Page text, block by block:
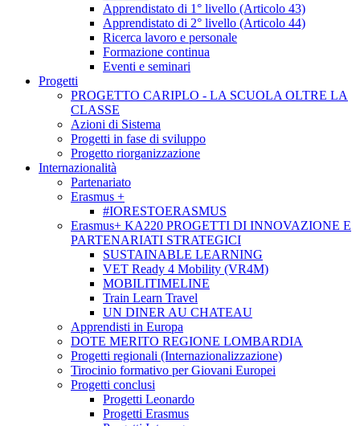
Apprendistato di 1° livello (Articolo 43)
Apprendistato di 2° livello (Articolo 44)
Ricerca lavoro e personale
Formazione continua
Eventi e seminari
Progetti
PROGETTO CARIPLO - LA SCUOLA OLTRE LA
CLASSE
Azioni di Sistema
Progetti in fase di sviluppo
Progetto riorganizzazione
Internazionalità
Partenariato
Erasmus +
#IORESTOERASMUS
Erasmus+ KA220 PROGETTI DI INNOVAZIONE E
PARTENARIATI STRATEGICI
SUSTAINABLE LEARNING
VET Ready 4 Mobility (VR4M)
MOBILITIMELINE
Train Learn Travel
UN DINER AU CHATEAU
Apprendisti in Europa
DOTE MERITO REGIONE LOMBARDIA
Progetti regionali (Internazionalizzazione)
Tirocinio formativo per Giovani Europei
Progetti conclusi
Progetti Leonardo
Progetti Erasmus